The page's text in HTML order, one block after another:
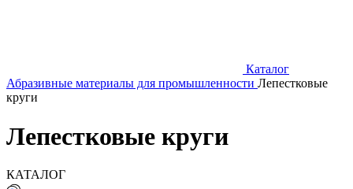
Каталог
Абразивные материалы для промышленности Лепестковые
круги
Лепестковые круги
КАТАЛОГ